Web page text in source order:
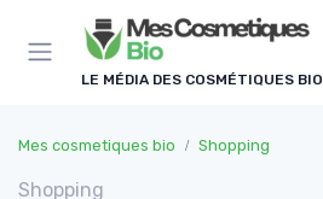
LE MÉDIA DES COSMÉTIQUES BIO
Mes cosmetiques bio Shopping
Shopping
Panneau de gestion des cookies